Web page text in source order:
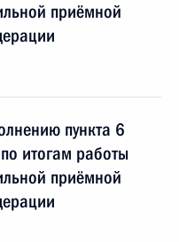
приёмной
пункта 6
итогам работы
приёмной